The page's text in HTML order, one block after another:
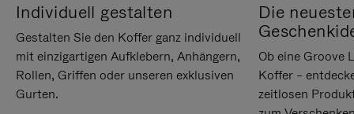
Individuell gestalten
Gestalten Sie den Koffer ganz individuell
mit einzigartigen Aufklebern, Anhängern,
Rollen, Griffen oder unseren exklusiven
Gurten.
Die
Ob eine Groove
Koffer –
zeitlosen